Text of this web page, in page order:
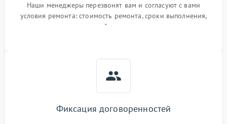
Наши менеджеры перезвонят вам и согласуют с вами
условия ремонта: стоимость ремонта, сроки выполнения,
гарантийные условия
Фиксация договоренностей